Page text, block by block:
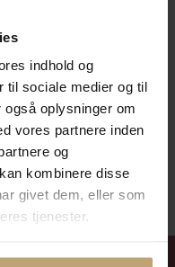
indhold og
til sociale medier og til
oplysninger om
vores partnere inden
og
kombinere disse
givet dem, eller som
tjenester.